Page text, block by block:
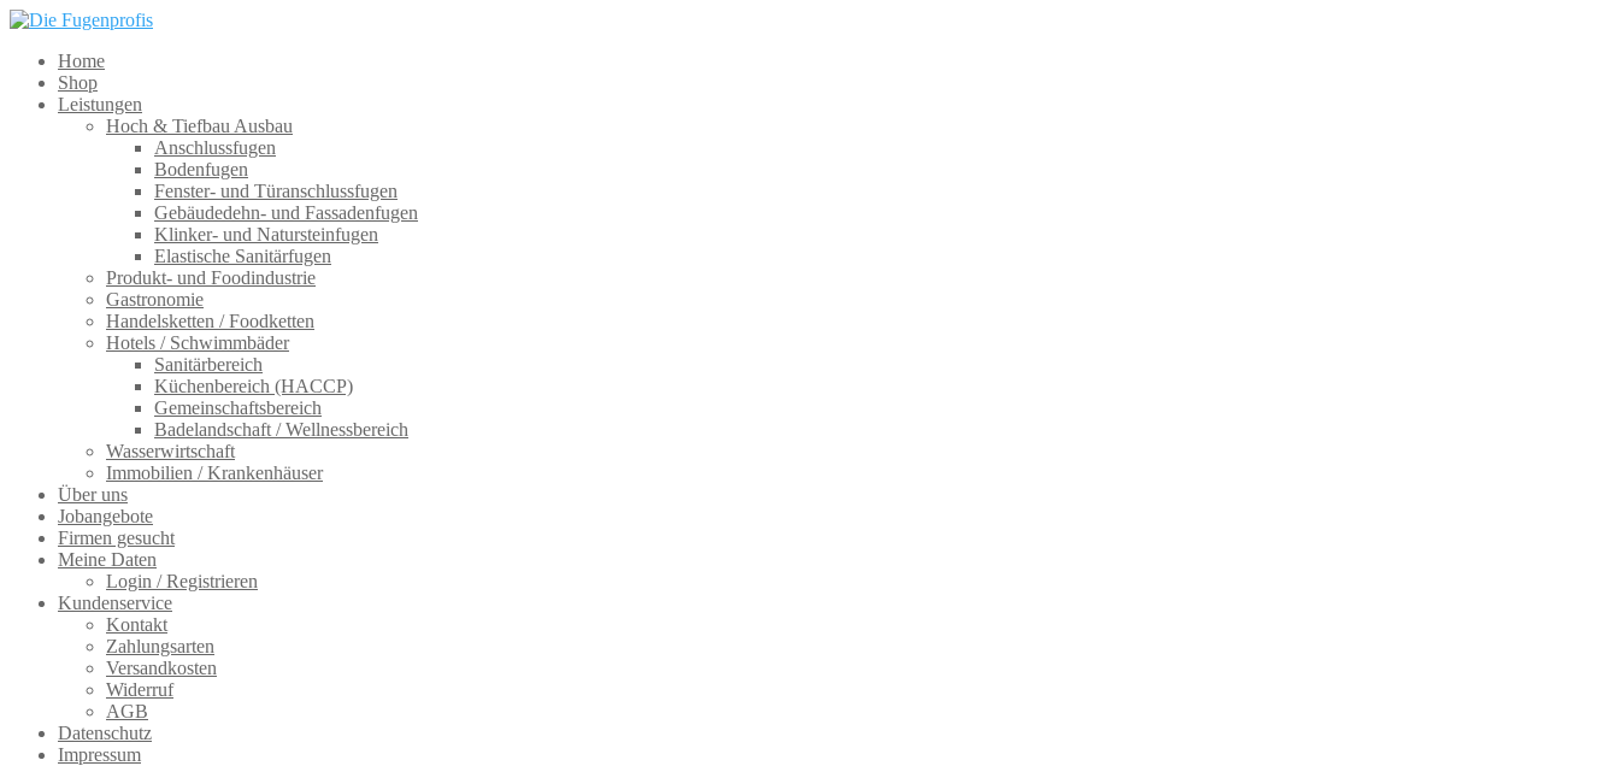
Home
Shop
Leistungen
Hoch & Tiefbau Ausbau
Anschlussfugen
Bodenfugen
Fenster- und Türanschlussfugen
Gebäudedehn- und Fassadenfugen
Klinker- und Natursteinfugen
Elastische Sanitärfugen
Produkt- und Foodindustrie
Gastronomie
Handelsketten / Foodketten
Hotels / Schwimmbäder
Sanitärbereich
Küchenbereich (HACCP)
Gemeinschaftsbereich
Badelandschaft / Wellnessbereich
Wasserwirtschaft
Immobilien / Krankenhäuser
Über uns
Jobangebote
Firmen gesucht
Meine Daten
Login / Registrieren
Kundenservice
Kontakt
Zahlungsarten
Versandkosten
Widerruf
AGB
Datenschutz
Impressum